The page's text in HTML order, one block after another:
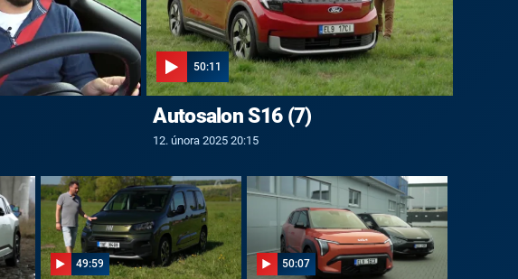
50:11
Autosalon S16 (7)
12. února 2025 20:15
49:59 50:07